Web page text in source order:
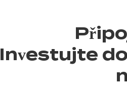
Investujte